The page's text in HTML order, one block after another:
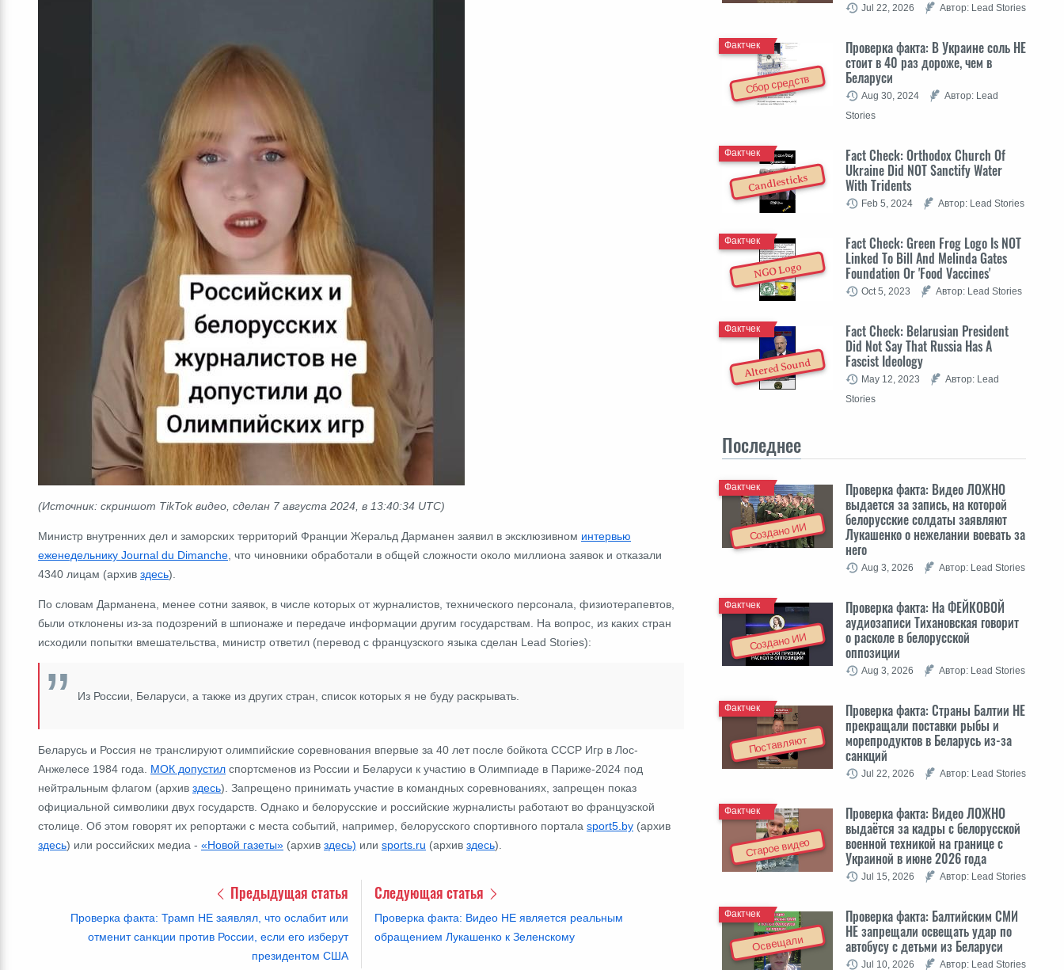
(Источник: скриншот TikTok видео, сделан 7 августа 2024, в 13:40:34 UTC)
Министр внутренних дел и заморских территорий Франции Жеральд Дарманен заявил в эксклюзивном интервью
еженедельнику Journal du Dimanche , что чиновники обработали в общей сложности около миллиона заявок и отказали
4340 лицам (архив здесь).
По словам Дарманена, менее сотни заявок, в числе которых от журналистов, технического персонала, физиотерапевтов,
были отклонены из-за подозрений в шпионаже и передаче информации другим государствам. На вопрос, из каких стран
исходили попытки вмешательства, министр ответил (перевод с французского языка сделан Lead Stories):
Из России, Беларуси, а также из других стран, список которых я не буду раскрывать.
Беларусь и Россия не транслируют олимпийские соревнования впервые за 40 лет после бойкота СССР Игр в Лос-
Анжелесе 1984 года. МОК допустил спортсменов из России и Беларуси к участию в Олимпиаде в Париже-2024 под
нейтральным флагом (архив здесь). Запрещено принимать участие в командных соревнованиях, запрещен показ
официальной символики двух государств. Однако и белорусские и российские журналисты работают во французской
столице. Об этом говорят их репортажи с места событий, например, белорусского спортивного портала sport5.by (архив
здесь) или российских медиа - «Новой газеты» (архив здесь) или sports.ru (архив здесь).
Предыдущая статья
Проверка факта: Трамп НЕ заявлял, что ослабит или
отменит санкции против России, если его изберут
президентом США
Следующая статья
Проверка факта: Видео НЕ является реальным
обращением Лукашенко к Зеленскому
Jul 22, 2026 Автор: Lead Stories
Сбор средств
Проверка факта: В Украине соль НЕ
стоит в 40 раз дороже, чем в
Беларуси
Фактчек
Aug 30, 2024
Автор: Lead
Stories
Candlesticks
Fact Check: Orthodox Church Of
Ukraine Did NOT Sanctify Water
With Tridents
Фактчек
Feb 5, 2024 Автор: Lead Stories
NGO Logo
Fact Check: Green Frog Logo Is NOT
Linked To Bill And Melinda Gates
Foundation Or 'Food Vaccines'
Фактчек
Oct 5, 2023 Автор: Lead Stories
Altered Sound
Fact Check: Belarusian President
Did Not Say That Russia Has A
Fascist Ideology
Фактчек
May 12, 2023
Автор: Lead
Stories
Последнее
Создано ИИ
Проверка факта: Видео ЛОЖНО
выдается за запись, на которой
белорусские солдаты заявляют
Лукашенко о нежелании воевать за
него
Фактчек
Aug 3, 2026 Автор: Lead Stories
Создано ИИ
Проверка факта: На ФЕЙКОВОЙ
аудиозаписи Тихановская говорит
о расколе в белорусской
оппозиции
Фактчек
Aug 3, 2026 Автор: Lead Stories
Поставляют
Проверка факта: Cтраны Балтии НЕ
прекращали поставки рыбы и
морепродуктов в Беларусь из-за
санкций
Фактчек
Jul 22, 2026 Автор: Lead Stories
Старое видео
Проверка факта: Видео ЛОЖНО
выдаётся за кадры с белорусской
военной техникой на границе с
Украиной в июне 2026 года
Фактчек
Jul 15, 2026 Автор: Lead Stories
Освещали
Проверка факта: Балтийским СМИ
НЕ запрещали освещать удар по
автобусу с детьми из Беларуси
Фактчек
Jul 10, 2026 Автор: Lead Stories